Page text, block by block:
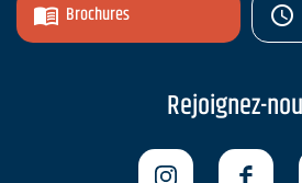
Brochures
Rejoignez-